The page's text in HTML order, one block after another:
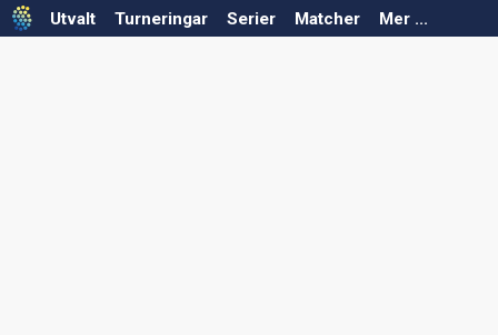
Utvalt Turneringar Serier Matcher Mer ...